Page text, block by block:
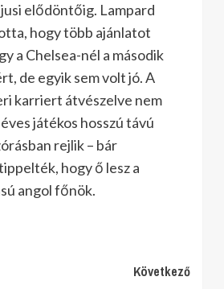
elődöntőig. Lampard
hogy több ajánlatot
a Chelsea-nél a második
de egyik sem volt jó. A
karriert átvészelve nem
játékos hosszú távú
rejlik – bár
hogy ő lesz a
angol főnök.
Következő